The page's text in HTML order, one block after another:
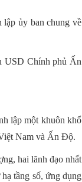
lập ủy ban chung về
USD Chính phủ Ấn
lập một khuôn khổ
Nam và Ấn Độ.
hai lãnh đạo nhất
tầng số, ứng dụng